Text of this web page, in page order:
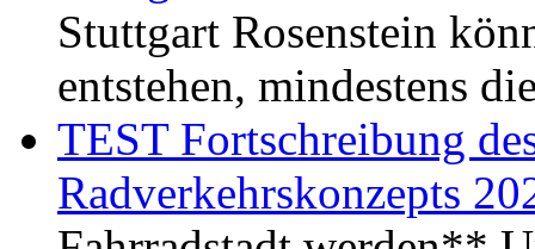
Stuttgart Rosenstein
entstehen, mindestens
TEST Fortschreibung
Radverkehrskonzepts